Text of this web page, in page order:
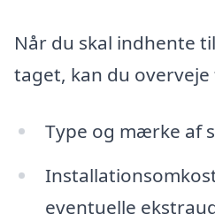
Når du skal indhente
taget, kan du
Type og mærke af
eventuelle